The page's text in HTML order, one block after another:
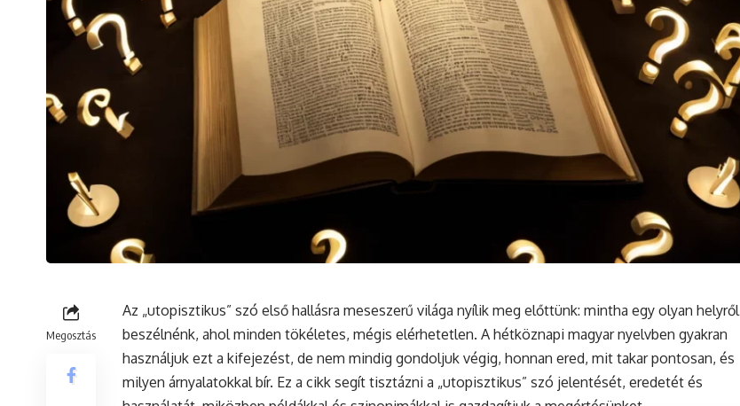
Megosztás
Az „utopisztikus” szó első hallásra meseszerű világa nyílik meg előttünk: mintha egy olyan helyről
beszélnénk, ahol minden tökéletes, mégis elérhetetlen. A hétköznapi magyar nyelvben gyakran
használjuk ezt a kifejezést, de nem mindig gondoljuk végig, honnan ered, mit takar pontosan, és
milyen árnyalatokkal bír. Ez a cikk segít tisztázni a „utopisztikus” szó jelentését, eredetét és